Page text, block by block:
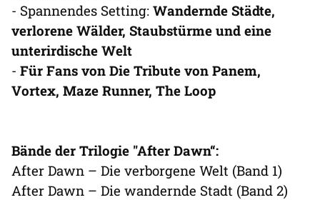
- Spannendes Setting: Wandernde Städte,
verlorene Wälder, Staubstürme und eine
unterirdische Welt
- Für Fans von Die Tribute von Panem,
Vortex, Maze Runner, The Loop
Bände der Trilogie "After Dawn“:
After Dawn – Die verborgene Welt (Band 1)
After Dawn – Die wandernde Stadt (Band 2)